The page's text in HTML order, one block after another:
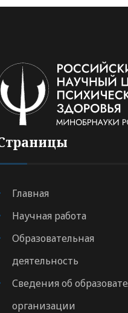
Главная
Научная работа
Образовательная
деятельность
Сведения об
организации